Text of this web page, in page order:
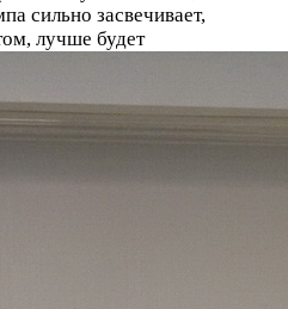
сильно засвечивает,
лучше будет